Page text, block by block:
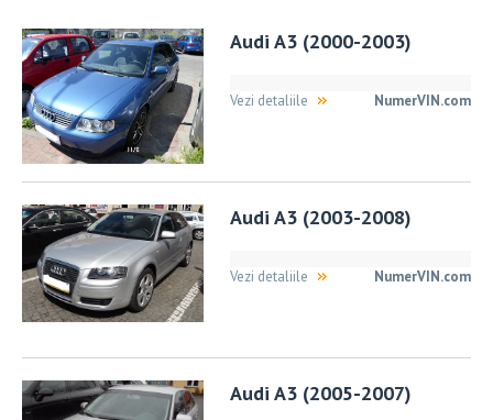
Audi A3 (2000-2003)
NumerVIN.com
Vezi detaliile
Audi A3 (2003-2008)
NumerVIN.com
Vezi detaliile
Audi A3 (2005-2007)